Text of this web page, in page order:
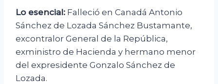
Lo esencial: Falleció en Canadá Antonio
Sánchez de Lozada Sánchez Bustamante,
excontralor General de la República,
exministro de Hacienda y hermano menor
del expresidente Gonzalo Sánchez de
Lozada.